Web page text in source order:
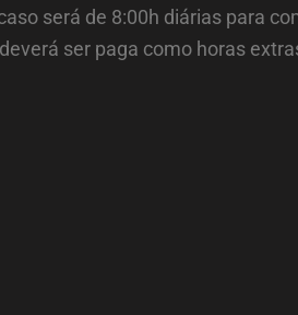
será de 8:00h diárias para
ser paga como horas